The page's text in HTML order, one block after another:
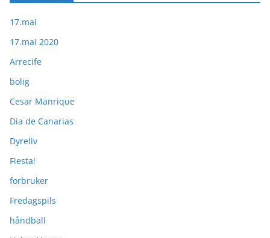
17.mai
17.mai 2020
Arrecife
bolig
Cesar Manrique
Dia de Canarias
Dyreliv
Fiesta!
forbruker
Fredagspils
håndball